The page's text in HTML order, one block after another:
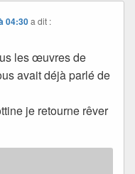
04:30 a dit :
les œuvres de
avait déjà parlé de
je retourne rêver